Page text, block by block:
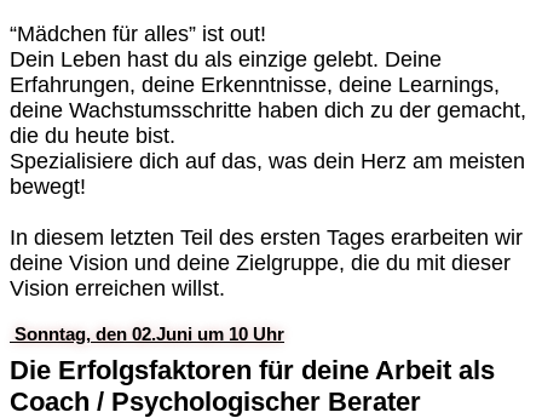
“Mädchen für alles” ist out!
Dein Leben hast du als einzige gelebt. Deine
Erfahrungen, deine Erkenntnisse, deine Learnings,
deine Wachstumsschritte haben dich zu der gemacht,
die du heute bist.
Spezialisiere dich auf das, was dein Herz am meisten
bewegt!
In diesem letzten Teil des ersten Tages erarbeiten wir
deine Vision und deine Zielgruppe, die du mit dieser
Vision erreichen willst.
Sonntag, den 02.Juni um 10 Uhr
Die Erfolgsfaktoren für deine Arbeit als
Coach / Psychologischer Berater